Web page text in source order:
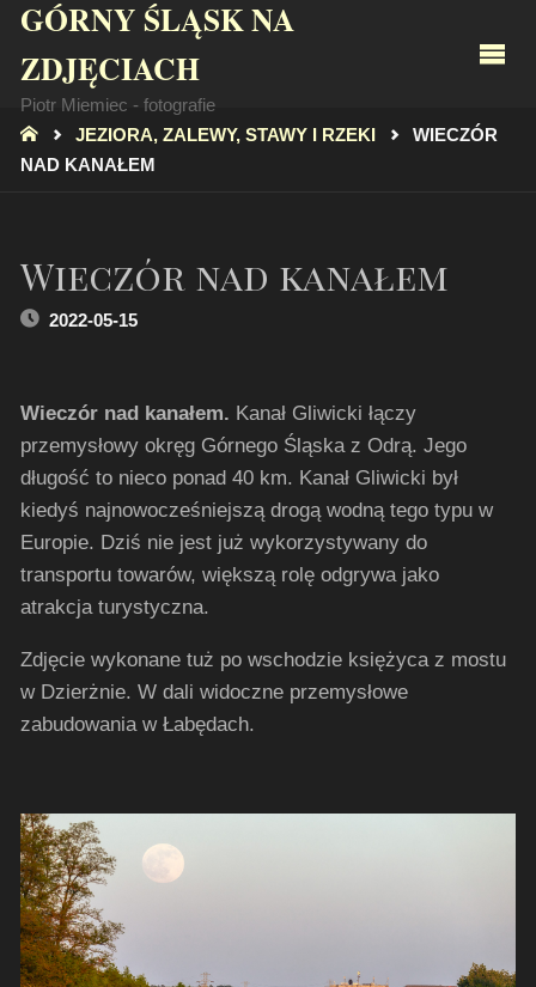
GÓRNY ŚLĄSK NA
ZDJĘCIACH
Piotr Miemiec - fotografie
STRONA
GŁÓWNA
JEZIORA, ZALEWY, STAWY I RZEKI
WIECZÓR
NAD KANAŁEM
Wieczór nad kanałem
2022-05-15
Wieczór nad kanałem. Kanał Gliwicki łączy
przemysłowy okręg Górnego Śląska z Odrą. Jego
długość to nieco ponad 40 km. Kanał Gliwicki był
kiedyś najnowocześniejszą drogą wodną tego typu w
Europie. Dziś nie jest już wykorzystywany do
transportu towarów, większą rolę odgrywa jako
atrakcja turystyczna.
Zdjęcie wykonane tuż po wschodzie księżyca z mostu
w Dzierżnie. W dali widoczne przemysłowe
zabudowania w Łabędach.